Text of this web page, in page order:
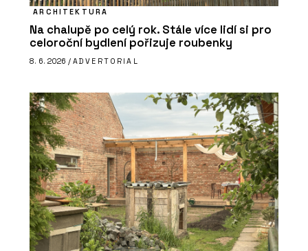
ARCHITEKTURA
Na chalupě po celý rok. Stále více lidí si pro
celoroční bydlení pořizuje roubenky
8. 6. 2026 / ADVERTORIAL